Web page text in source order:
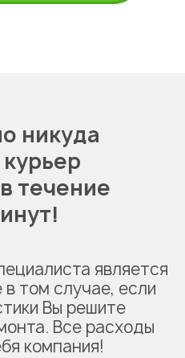
никуда
курьер
течение
является
том случае, если
Вы решите
Все расходы
компания!